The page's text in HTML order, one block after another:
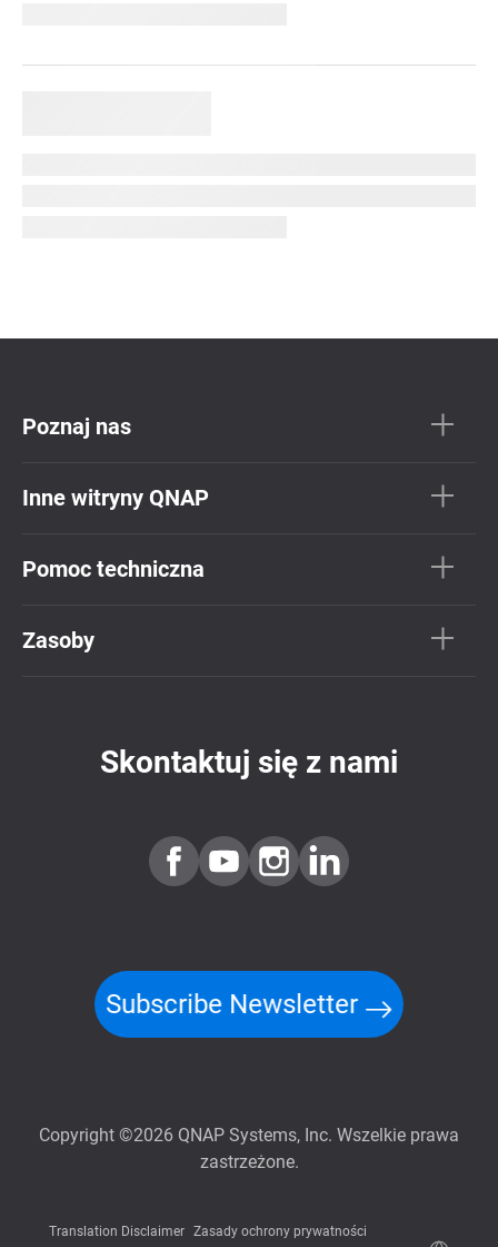
Poznaj nas
Inne witryny QNAP
Pomoc techniczna
Zasoby
Skontaktuj się z nami
Subscribe Newsletter
Copyright ©2026 QNAP Systems, Inc. Wszelkie prawa
zastrzeżone.
Translation Disclaimer Zasady ochrony prywatności